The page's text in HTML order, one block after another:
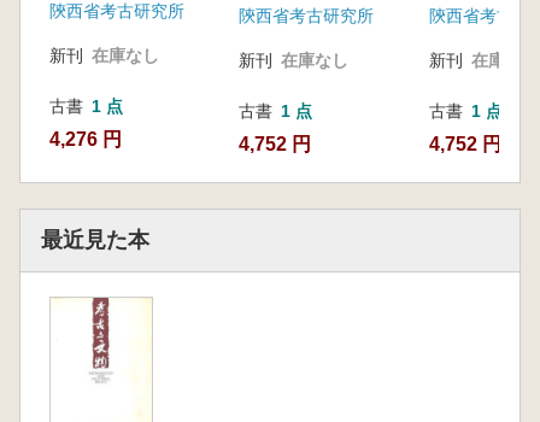
陝西省考古研究所
新刊 在庫なし
古書 1 点
4,276 円
陝西省考古研究所
新刊 在庫なし
古書 1 点
4,752 円
陝西省考古研
新刊 在庫なし
古書 1 点
4,752 円
最近見た本